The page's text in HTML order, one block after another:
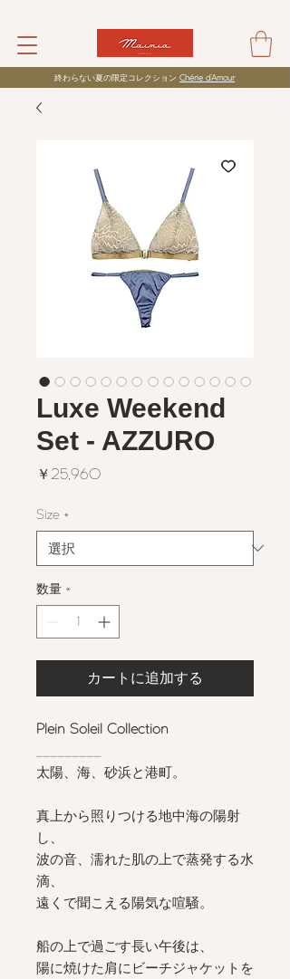
​終わらない夏の限定コレクション Chérie d’Amour
Luxe Weekend
Set - AZZURO
￥25,960
Size *
数量 *
カートに追加する
Plein Soleil Collection
太陽、海、砂浜と港町。
真上から照りつける地中海の陽射
し、
波の音、濡れた肌の上で蒸発する水
滴、
遠くで聞こえる陽気な喧騒。
船の上で過ごす長い午後は、
陽に焼けた肩にビーチジャケットを